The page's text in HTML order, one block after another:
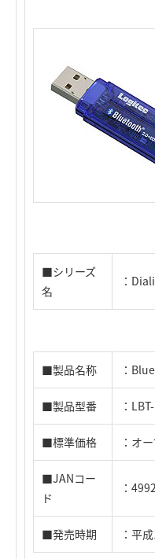
■シリーズ
名
：
■製品名称 ：
■製品型番 ：
■標準価格 ：オ
■JANコー
ド
：
■発売時期 ：平